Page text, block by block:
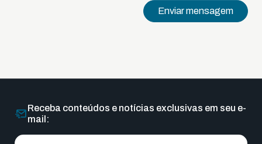
Enviar mensagem
Receba conteúdos e notícias exclusivas em seu e-
mail: